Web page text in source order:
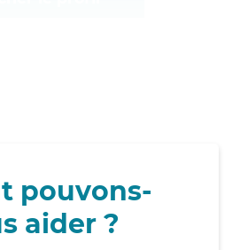
pouvons-
aider ?